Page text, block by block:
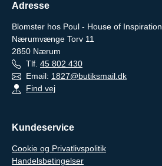
Adresse
Blomster hos Poul - House of Inspiration
Nærumvænge Torv 11
2850 Nærum
Tlf. 45 802 430
Email: 1827@butiksmail.dk
Find vej
Kundeservice
Cookie og Privatlivspolitik
Handelsbetingelser